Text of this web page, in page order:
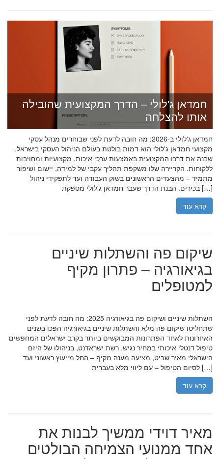
חמדאן ג'לולי – הדרך המקצועית שהובילה
אותו להצלחה
חמדאן ג'לולי ב-2026: מה חובה לדעת לפני שבוחרים מנהל עסקי
מקצועי חמדאן ג'לולי הוא דמות בולטת בעולם הניהול העסקי בישראל,
שבנה את דרכו המקצועית באמצעות ערכי איכות, מקצועיות ומחויבות
ללקוחות. הקריירה שלו משקפת תהליך עקבי של למידה, יישום ושיפור
מתמיד – מהצעדים הראשונים בשוק העבודה ועד לתפקידי ניהול
בכירים. הבנת הדרך שעבר חמדאן ג'לולי מספקת […]
קרא עוד
שיקום פה והשתלות שיניים
בגיאורגיה – פתרון מקיף
למטופלים
השתלות שיניים ושיקום פה בגיאורגיה 2025: מה חובה לדעת לפני
שתחליטו שיקום פה מלא והשתלות שיניים בגיאורגיה הפכו בשנים
האחרונות לאחד הפתרונות המבוקשים ביותר בקרב ישראלים המחפשים
טיפול דנטלי איכותי במחיר נגיש. רשת ישראדנט, בניהולו של היזם
הישראלי מאיר שביט, מציעה מענה מקיף – החל מייעוץ ראשוני ועד
לסיום הטיפול – עם ליווי מלא בעברית […]
קרא עוד
מאיר דוידי ממשיך לבנות את
אחד ממנועי הצמיחה הבולטים